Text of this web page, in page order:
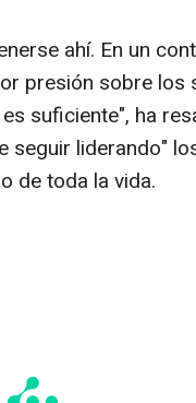
ahí. En un
presión sobre los
suficiente", ha
seguir liderando"
de toda la vida.